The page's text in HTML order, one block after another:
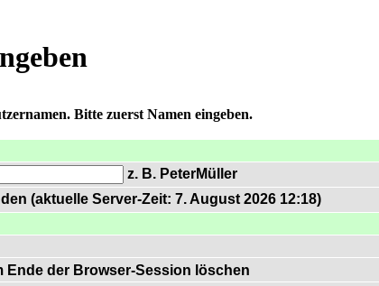
Bitte zuerst Namen eingeben.
z. B. PeterMüller
(aktuelle Server-Zeit: 7. August 2026 12:18)
Ende der Browser-Session löschen